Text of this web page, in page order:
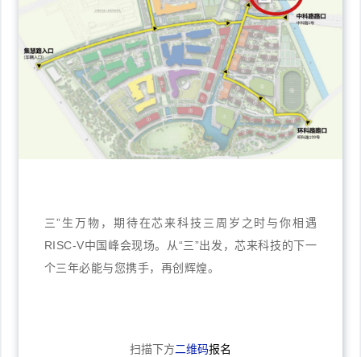
三”生万物，期待在芯来科技三周岁之时与你相遇
RISC-V中国峰会现场。从“三”出发，芯来科技的下一
个三年必能与您携手，再创辉煌。
扫描下方二维码报名